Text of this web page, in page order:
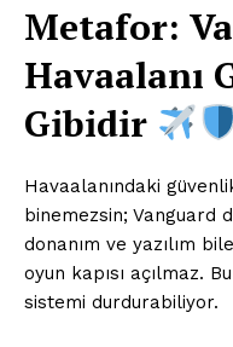
Metafor:
Havaalanı
Gibidir
Havaalanındaki
binemezsin; Vanguard
donanım ve yazılım
oyun kapısı açılmaz.
sistemi durdurabiliyor.